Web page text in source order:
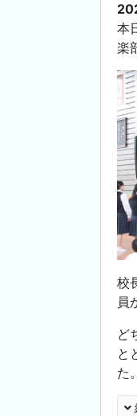
本
楽
校
員
ど
と
た